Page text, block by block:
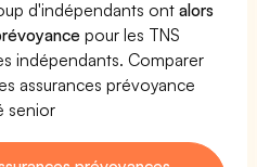
d'indépendants ontalors
pour les TNS
indépendants. Comparer
assurances prévoyance
senior